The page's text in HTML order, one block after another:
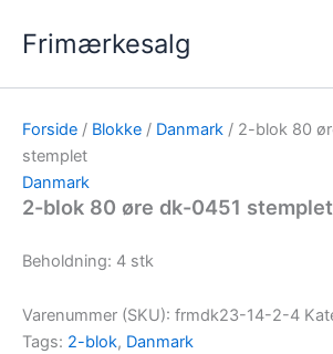
Frimærkesalg
Forside / Blokke / Danmark / 2-blok 80
stemplet
Danmark
2-blok 80 øre dk-0451 stemplet
Beholdning: 4 stk
Varenummer (SKU): frmdk23-14-2-4
Tags: 2-blok, Danmark